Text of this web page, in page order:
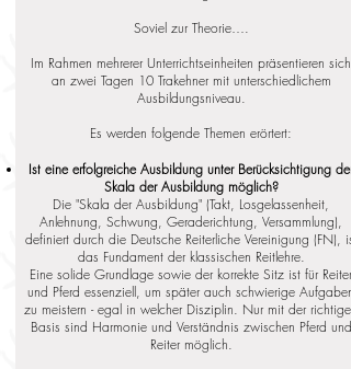
Soviel zur Theorie….
Im Rahmen mehrerer Unterrichtseinheiten präsentieren sich
an zwei Tagen 10 Trakehner mit unterschiedlichem
Ausbildungsniveau.
Es werden folgende Themen erörtert:
Ist eine erfolgreiche Ausbildung unter Berücksichtigung der
Skala der Ausbildung möglich?
Die "Skala der Ausbildung" (Takt, Losgelassenheit,
Anlehnung, Schwung, Geraderichtung, Versammlung),
definiert durch die Deutsche Reiterliche Vereinigung (FN), ist
das Fundament der klassischen Reitlehre.
Eine solide Grundlage sowie der korrekte Sitz ist für Reiter
und Pferd essenziell, um später auch schwierige Aufgaben
zu meistern - egal in welcher Disziplin. Nur mit der richtigen
Basis sind Harmonie und Verständnis zwischen Pferd und
Reiter möglich.